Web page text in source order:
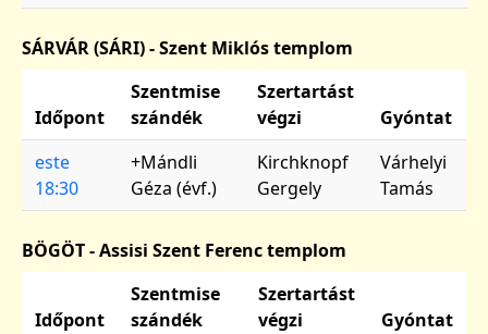
SÁRVÁR (SÁRI) - Szent Miklós templom
Időpont
Szentmise
szándék
Szertartást
végzi
Gyóntat
este
18:30
+Mándli
Géza (évf.)
Kirchknopf
Gergely
Várhelyi
Tamás
BÖGÖT - Assisi Szent Ferenc templom
Időpont
Szentmise
szándék
Szertartást
végzi
Gyóntat